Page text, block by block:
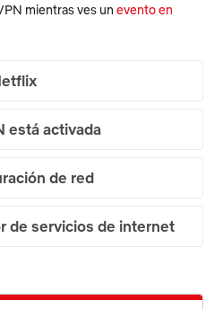
mientras ves un evento en
está activada
de red
de servicios de internet